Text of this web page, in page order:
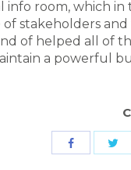
info room, which
of stakeholders
of helped all of
a powerful